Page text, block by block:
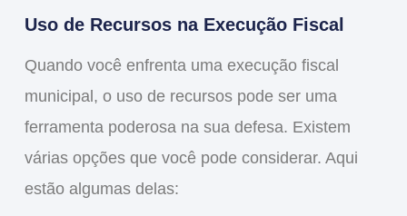
Uso de Recursos na Execução Fiscal
Quando você enfrenta uma execução fiscal
municipal, o uso de recursospode ser uma
ferramenta poderosa na sua defesa. Existem
várias opções que você pode considerar. Aqui
estão algumas delas: